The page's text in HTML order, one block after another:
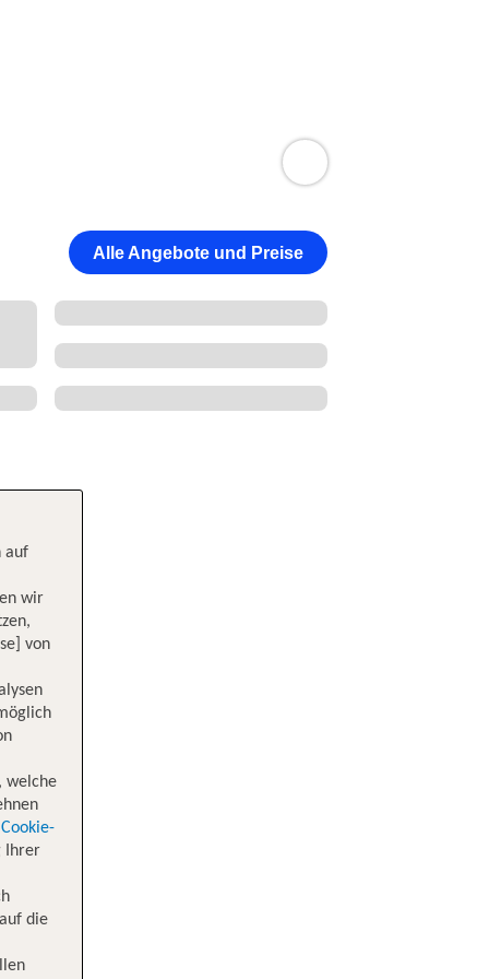
Alle Angebote und Preise
auf
wir
von
welche
Cookie-
Ihrer
die